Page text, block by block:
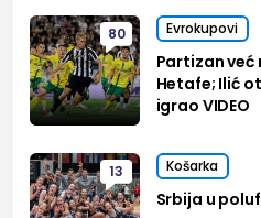
80 Evrokupovi
Partizan već
Hetafe; Ilić
igrao VIDEO
13 Košarka
Srbija u